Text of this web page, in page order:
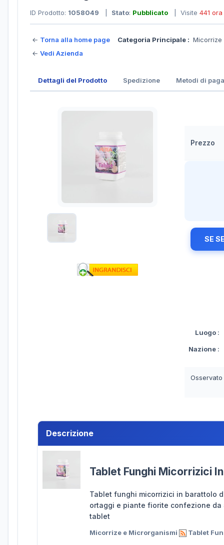
ID Prodotto: 1058049 Stato: Pubblicato | Visite 441 ora
← Torna alla home page
← Vedi Azienda
Categoria Principale :
Dettagli del Prodotto Spedizione Metodi di
Prezzo
SE
Luogo :
Nazione :
Descrizione
Tablet Funghi Micorrizici
Tablet funghi micorrizici in barattolo
ortaggi e piante fiorite confezione da
tablet
Micorrize e Microrganismi Tablet